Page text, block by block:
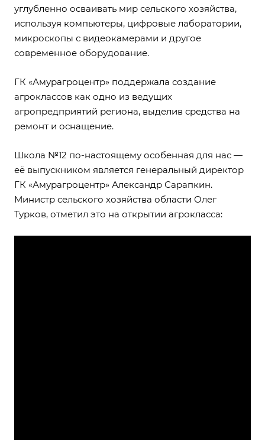
углубленно осваивать мир сельского хозяйства,
используя компьютеры, цифровые лаборатории,
микроскопы с видеокамерами и другое
современное оборудование.
ГК «Амурагроцентр» поддержала создание
агроклассов как одно из ведущих
агропредприятий региона, выделив средства на
ремонт и оснащение.
Школа №12 по-настоящему особенная для нас —
её выпускником является генеральный директор
ГК «Амурагроцентр» Александр Сарапкин.
Министр сельского хозяйства области Олег
Турков, отметил это на открытии агрокласса: